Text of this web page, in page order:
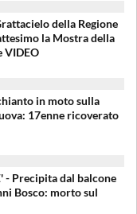
della Regione
la Mostra della
VIDEO
in moto sulla
17enne ricoverato
- Precipita dal balcone
Bosco: morto sul